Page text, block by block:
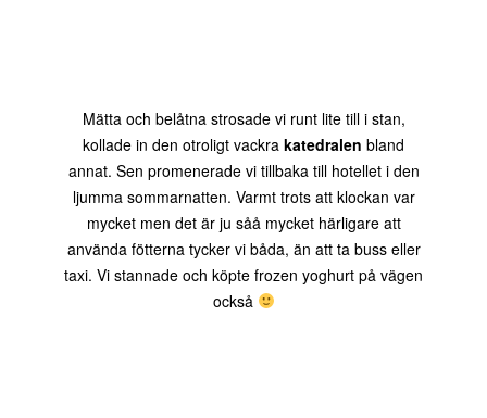
Mätta och belåtna strosade vi runt lite till i stan,
kollade in den otroligt vackra katedralen bland
annat. Sen promenerade vi tillbaka till hotellet i den
ljumma sommarnatten. Varmt trots att klockan var
mycket men det är ju såå mycket härligare att
använda fötterna tycker vi båda, än att ta buss eller
taxi. Vi stannade och köpte frozen yoghurt på vägen
också